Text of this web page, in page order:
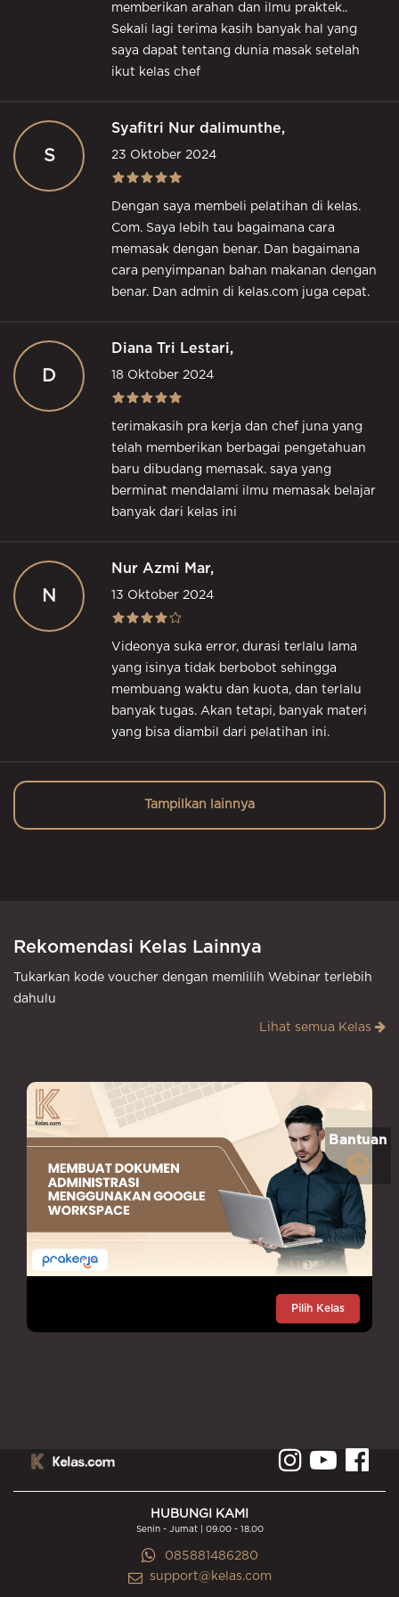
memberikan arahan dan ilmu praktek..
Sekali lagi terima kasih banyak hal yang
saya dapat tentang dunia masak setelah
ikut kelas chef
S
Syafitri Nur dalimunthe,
23 Oktober 2024
Dengan saya membeli pelatihan di kelas.
Com. Saya lebih tau bagaimana cara
memasak dengan benar. Dan bagaimana
cara penyimpanan bahan makanan dengan
benar. Dan admin di kelas.com juga cepat.
D
Diana Tri Lestari,
18 Oktober 2024
terimakasih pra kerja dan chef juna yang
telah memberikan berbagai pengetahuan
baru dibudang memasak. saya yang
berminat mendalami ilmu memasak belajar
banyak dari kelas ini
N
Nur Azmi Mar,
13 Oktober 2024
Videonya suka error, durasi terlalu lama
yang isinya tidak berbobot sehingga
membuang waktu dan kuota, dan terlalu
banyak tugas. Akan tetapi, banyak materi
yang bisa diambil dari pelatihan ini.
Tampilkan lainnya
Rekomendasi Kelas Lainnya
Tukarkan kode voucher dengan memlilih Webinar terlebih
dahulu
Lihat semua Kelas
Pilih Kelas
HUBUNGI KAMI
Senin - Jumat | 09.00 - 18.00
085881486280
support@kelas.com
Bantuan